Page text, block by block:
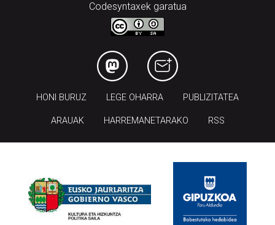
Codesyntaxek garatua
HONI BURUZ LEGE OHARRA PUBLIZITATEA
ARAUAK HARREMANETARAKO RSS